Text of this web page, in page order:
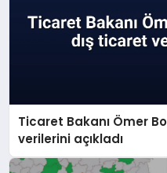
Ticaret Bakanı Ömer
verilerini açıkladı